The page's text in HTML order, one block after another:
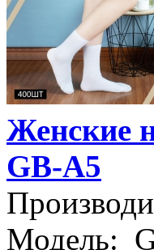
Женские
GB-A5
Модель: